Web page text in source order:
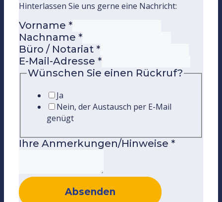
Hinterlassen Sie uns gerne eine Nachricht:
Vorname *
Nachname *
Büro / Notariat *
E-Mail-Adresse *
Wünschen Sie einen Rückruf?
Ja
Nein, der Austausch per E-Mail
genügt
Ihre Anmerkungen/Hinweise *
Absenden